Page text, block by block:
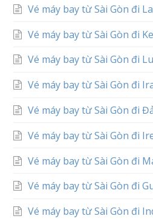
Vé máy bay từ Sài Gòn đi
Vé máy bay từ Sài Gòn đi
Vé máy bay từ Sài Gòn đi
Vé máy bay từ Sài Gòn đi
Vé máy bay từ Sài Gòn đi
Vé máy bay từ Sài Gòn đi
Vé máy bay từ Sài Gòn đi
Vé máy bay từ Sài Gòn đi
Vé máy bay từ Sài Gòn đi